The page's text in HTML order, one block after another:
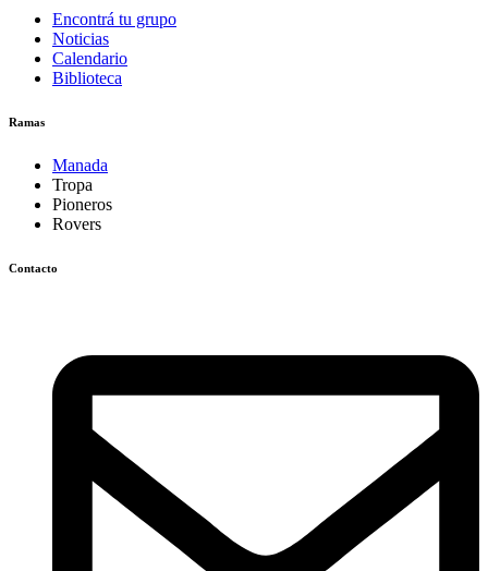
Encontrá tu grupo
Noticias
Calendario
Biblioteca
Ramas
Manada
Tropa
Pioneros
Rovers
Contacto